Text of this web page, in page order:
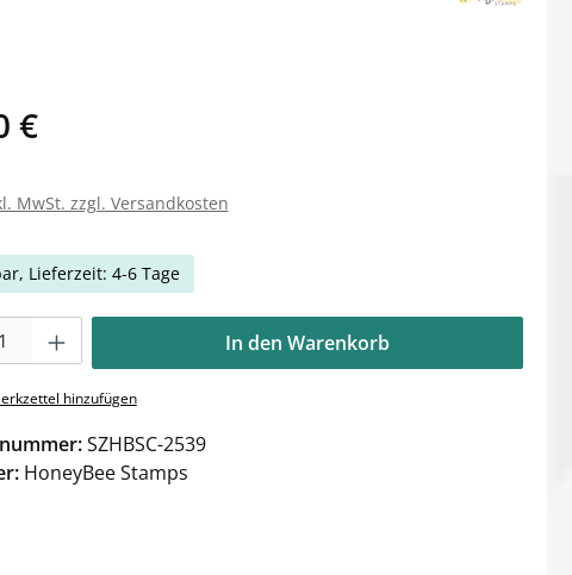
€
MwSt. zzgl. Versandkosten
Lieferzeit: 4-6 Tage
In den Warenkorb
hinzufügen
SZHBSC-2539
HoneyBee Stamps